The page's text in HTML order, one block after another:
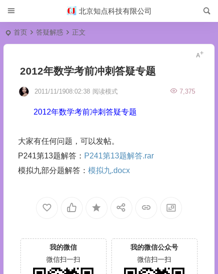
北京知点科技有限公司
首页 答疑解惑 正文
2012年数学考前冲刺答疑专题
2011/11/1908:02:38 7,375
阅读模式
2012年数学考前冲刺答疑专题
大家有任何问题，可以发帖。
P241第13题解答： P241第13题解答.rar
模拟九部分题解答： 模拟九.docx
我的微信
微信扫一扫
我的微信公众号
微信扫一扫